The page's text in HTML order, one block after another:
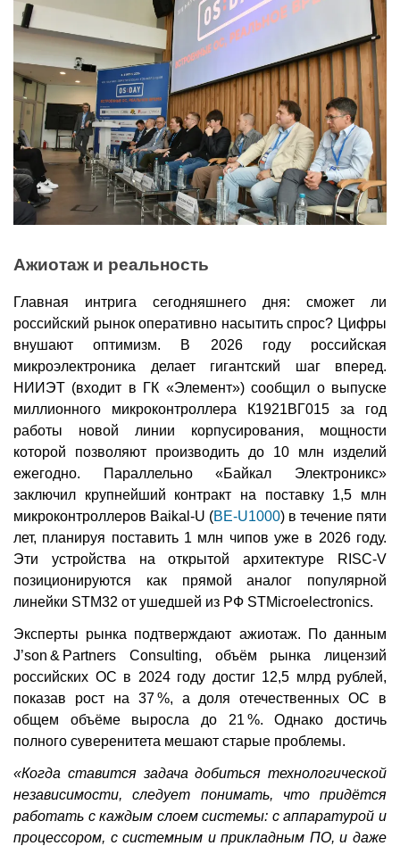
Ажиотаж и реальность
Главная интрига сегодняшнего дня: сможет ли
российский рынок оперативно насытить спрос? Цифры
внушают оптимизм. В 2026 году российская
микроэлектроника делает гигантский шаг вперед.
НИИЭТ (входит в ГК «Элемент») сообщил о выпуске
миллионного микроконтроллера К1921ВГ015 за год
работы новой линии корпусирования, мощности
которой позволяют производить до 10 млн изделий
ежегодно. Параллельно «Байкал Электроникс»
заключил крупнейший контракт на поставку 1,5 млн
микроконтроллеров Baikal-U (BE-U1000) в течение пяти
лет, планируя поставить 1 млн чипов уже в 2026 году.
Эти устройства на открытой архитектуре RISC-V
позиционируются как прямой аналог популярной
линейки STM32 от ушедшей из РФ STMicroelectronics.
Эксперты рынка подтверждают ажиотаж. По данным
J’son & Partners Consulting, объём рынка лицензий
российских ОС в 2024 году достиг 12,5 млрд рублей,
показав рост на 37 %, а доля отечественных ОС в
общем объёме выросла до 21 %. Однако достичь
полного суверенитета мешают старые проблемы.
«Когда ставится задача добиться технологической
независимости, следует понимать, что придётся
работать с каждым слоем системы: с аппаратурой и
процессором, с системным и прикладным ПО, и даже